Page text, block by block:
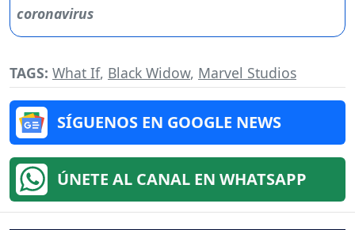
TAGS: What If, Black Widow, Marvel Studios
SÍGUENOS EN GOOGLE NEWS
ÚNETE AL CANAL EN WHATSAPP